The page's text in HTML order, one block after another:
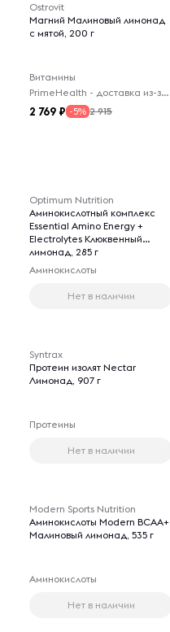
Ostrovit
Магний Малиновый лимонад
с мятой, 200 г
Витамины
PrimeHealth - доставка из-за рубежа
2 769 -5% 2 915
Optimum Nutrition
Аминокислотный комплекс
Essential Amino Energy +
Electrolytes Клюквенный
лимонад, 285 г
Аминокислоты
Нет в наличии
Syntrax
Протеин изолят Nectar
Лимонад, 907 г
Протеины
Нет в наличии
Modern Sports Nutrition
Аминокислоты Modern BCAA+
Малиновый лимонад, 535 г
Аминокислоты
Нет в наличии